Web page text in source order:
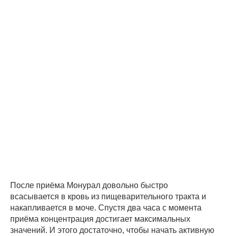
После приёма Монурал довольно быстро
всасывается в кровь из пищеварительного тракта и
накапливается в моче. Спустя два часа с момента
приёма концентрация достигает максимальных
значений. И этого достаточно, чтобы начать активную